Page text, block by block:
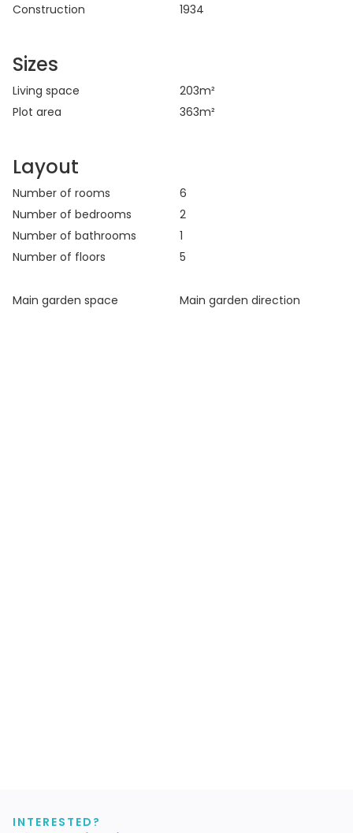
Construction
1934
Sizes
Living space 203m²
Plot area
363m²
Layout
Number of rooms
6
Number of bedrooms
2
Number of bathrooms
1
Number of floors
5
Main garden space Main garden direction
INTERESTED?